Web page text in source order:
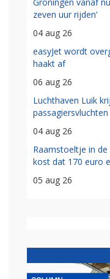
Groningen vanaf
zeven uur rijden'
04 aug 26
easyJet wordt
haakt af
06 aug 26
Luchthaven Luik
04 aug 26
Raamstoeltje in de
kost dat 170 euro
05 aug 26